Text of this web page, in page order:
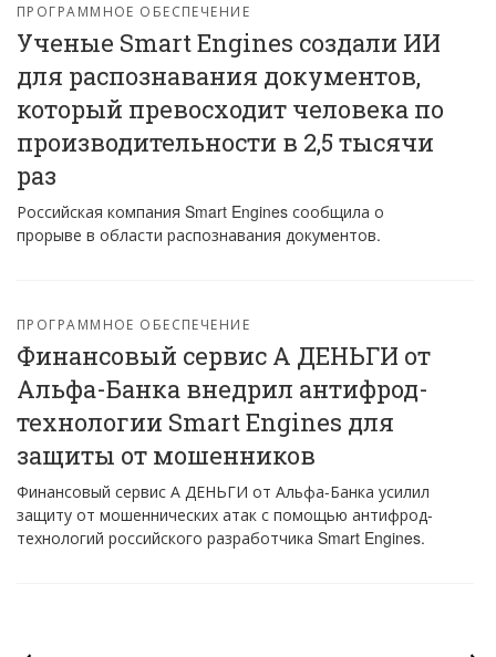
ПРОГРАММНОЕ ОБЕСПЕЧЕНИЕ
Ученые Smart Engines создали ИИ
для распознавания документов,
который превосходит человека по
производительности в 2,5 тысячи
раз
Российская компания Smart Engines сообщила о
прорыве в области распознавания документов.
ПРОГРАММНОЕ ОБЕСПЕЧЕНИЕ
Финансовый сервис А ДЕНЬГИ от
Альфа-Банка внедрил антифрод-
технологии Smart Engines для
защиты от мошенников
Финансовый сервис А ДЕНЬГИ от Альфа-Банка усилил
защиту от мошеннических атак с помощью антифрод-
технологий российского разработчика Smart Engines.